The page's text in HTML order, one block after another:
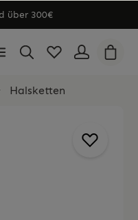
über 300€
Halsketten